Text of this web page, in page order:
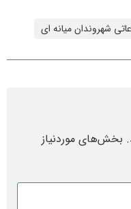
بخش‌های موردنیاز